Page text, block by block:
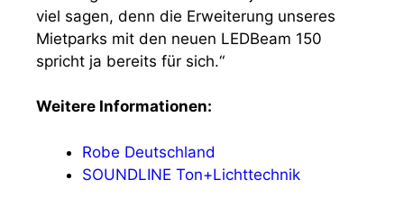
viel sagen, denn die Erweiterung unseres
Mietparks mit den neuen LEDBeam 150
spricht ja bereits für sich.“
Weitere Informationen:
Robe Deutschland
SOUNDLINE Ton+Lichttechnik